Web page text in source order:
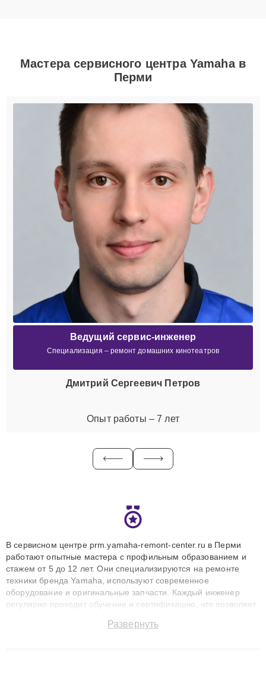
Мастера сервисного центра Yamaha в
Перми
Ведущий сервис-инженер
Специализация – ремонт домашних кинотеатров
Дмитрий Сергеевич Петров
Опыт работы – 7 лет
В сервисном центре prm.yamaha-remont-center.ru в Перми
работают опытные мастера с профильным образованием и
стажем от 5 до 12 лет. Они специализируются на ремонте
техники бренда Yamaha, используют современное
оборудование и оригинальные запчасти. Каждый инженер
регулярно проходит обучение и сертификацию, что позволяет
технику с сохранением гарантии до 3 лет. Наши мастера
Развернуть